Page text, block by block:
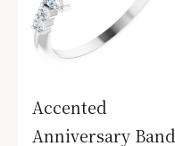
Accented
Anniversary Band